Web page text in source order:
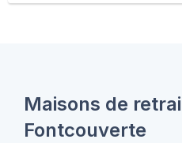
Maisons de
Fontcouverte